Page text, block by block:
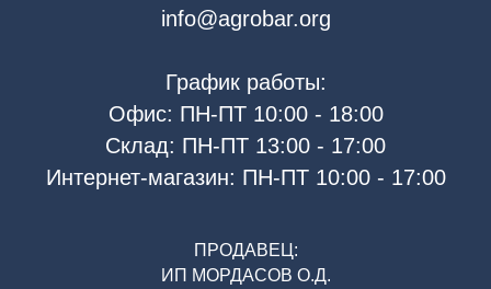
info@agrobar.org
График работы:
Офис: ПН-ПТ 10:00 - 18:00
Склад: ПН-ПТ 13:00 - 17:00
Интернет-магазин: ПН-ПТ 10:00 - 17:00
ПРОДАВЕЦ:
ИП МОРДАСОВ О.Д.